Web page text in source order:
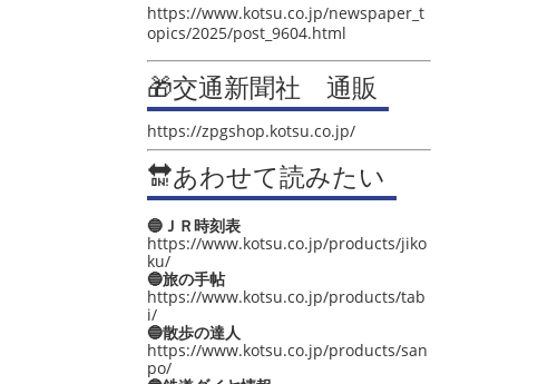
https://www.kotsu.co.jp/newspaper_t
opics/2025/post_9604.html
🎁交通新聞社 通販
https://zpgshop.kotsu.co.jp/
🔛あわせて読みたい
🔵ＪＲ時刻表
https://www.kotsu.co.jp/products/jiko
ku/
🔵旅の手帖
https://www.kotsu.co.jp/products/tab
i/
🔵散歩の達人
https://www.kotsu.co.jp/products/san
po/